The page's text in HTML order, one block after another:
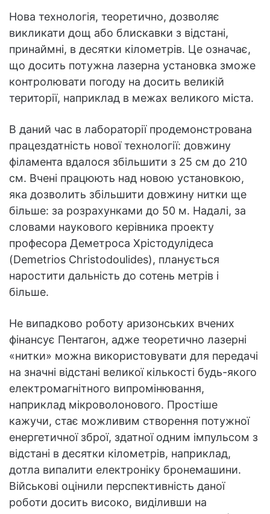
Нова технологія, теоретично, дозволяє
викликати дощ або блискавки з відстані,
принаймні, в десятки кілометрів. Це означає,
що досить потужна лазерна установка зможе
контролювати погоду на досить великій
території, наприклад в межах великого міста.
В даний час в лабораторії продемонстрована
працездатність нової технології: довжину
філамента вдалося збільшити з 25 см до 210
см. Вчені працюють над новою установкою,
яка дозволить збільшити довжину нитки ще
більше: за розрахунками до 50 м. Надалі, за
словами наукового керівника проекту
професора Деметроса Хрістодулідеса
(Demetrios Christodoulides), планується
наростити дальність до сотень метрів і
більше.
Не випадково роботу аризонських вчених
фінансує Пентагон, адже теоретично лазерні
«нитки» можна використовувати для передачі
на значні відстані великої кількості будь-якого
електромагнітного випромінювання,
наприклад мікроволонового. Простіше
кажучи, стає можливим створення потужної
енергетичної зброї, здатної одним імпульсом з
відстані в десятки кілометрів, наприклад,
дотла випалити електроніку бронемашини.
Військові оцінили перспективність даної
роботи досить високо, виділивши на